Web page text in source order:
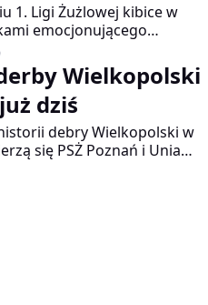
1. Ligi Żużlowej kibice w
emocjonującego
Unii Tarnów z Hunters
się remisem 45:45, choć
od pełnej puli. Błędy w
oraz jedna z najbardziej
sędziowskich w tym
szansę na
Wielkopolski
dziś
debry Wielkopolski w
się PSŻ Poznań i Unia
stadionie. Dla poznańskich
gratka, a bilety na spotkanie